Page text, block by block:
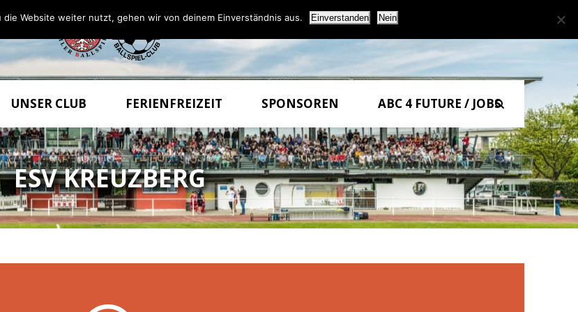
UNSER CLUB FERIENFREIZEIT SPONSOREN ABC 4 FUTURE / JOBS
ESV KREUZBERG
die Website weiter nutzt, gehen wir von deinem Einverständnis aus. Einverstanden Nein